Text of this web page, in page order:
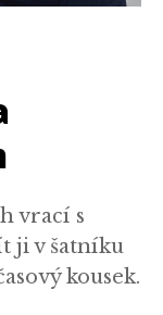
vrací s
ji v šatníku
kousek.